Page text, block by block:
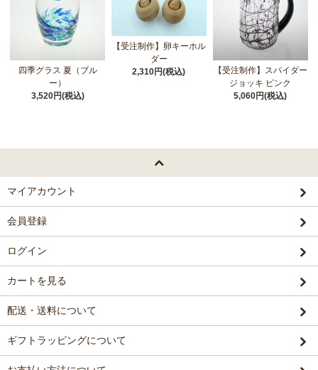
四季グラス 夏（ブル
ー）
3,520円(税込)
【受注制作】卵キーホル
ダー
2,310円(税込)
【受注制作】スパイダー
ジョッキ ピンク
5,060円(税込)
マイアカウント
会員登録
ログイン
カートを見る
配送・送料について
ギフトラッピングについて